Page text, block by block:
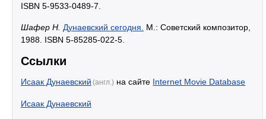
ISBN 5-9533-0489-7.
Шафер Н. Дунаевский сегодня.
М.: Советский композитор,
1988. ISBN 5-85285-022-5.
Ссылки
Исаак Дунаевский (англ.) на сайте Internet Movie Database
Исаак Дунаевский